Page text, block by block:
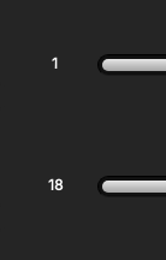
1
18